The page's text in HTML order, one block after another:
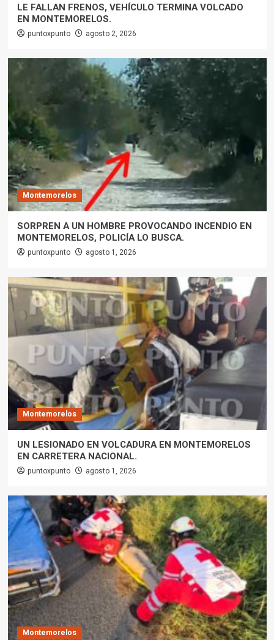
LE FALLAN FRENOS, VEHÍCULO TERMINA VOLCADO
EN MONTEMORELOS.
puntoxpunto agosto 2, 2026
Montemorelos
SORPREN A UN HOMBRE PROVOCANDO INCENDIO EN
MONTEMORELOS, POLICÍA LO BUSCA.
puntoxpunto agosto 1, 2026
Montemorelos
UN LESIONADO EN VOLCADURA EN MONTEMORELOS
EN CARRETERA NACIONAL.
puntoxpunto agosto 1, 2026
Montemorelos